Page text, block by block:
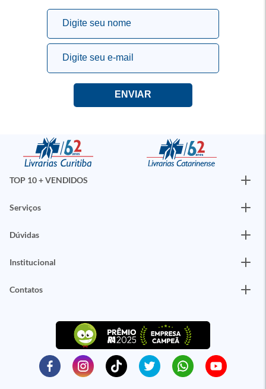
TOP 10 + VENDIDOS
Serviços
Dúvidas
Institucional
Contatos